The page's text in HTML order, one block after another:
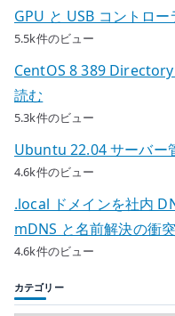
GPU と USB コントロ
5.5k件のビュー
CentOS 8 389
読む
5.3k件のビュー
Ubuntu 22.04 サーバー
4.6k件のビュー
.local ドメインを社内
mDNS と名前解決の衝突
4.6k件のビュー
カテゴリー